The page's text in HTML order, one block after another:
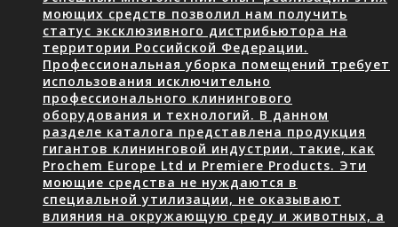
моющих средств позволил нам получить
статус эксклюзивного дистрибьютора на
территории Российской Федерации.
Профессиональная уборка помещений требует
использования исключительно
профессионального клинингового
оборудования и технологий. В данном
разделе каталога представлена продукция
гигантов клининговой индустрии, такие, как
Prochem Europe Ltd и Premiere Products. Эти
моющие средства не нуждаются в
специальной утилизации, не оказывают
влияния на окружающую среду и животных, а